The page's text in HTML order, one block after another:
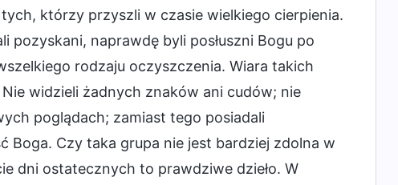
którzy przyszli w czasie wielkiego cierpienia.
pozyskani, naprawdę byli posłuszni Bogu po
rodzaju oczyszczenia. Wiara takich
widzieli żadnych znaków ani cudów; nie
poglądach; zamiast tego posiadali
Boga. Czy taka grupa nie jest bardziej zdolna w
dni ostatecznych to prawdziwe dzieło. W